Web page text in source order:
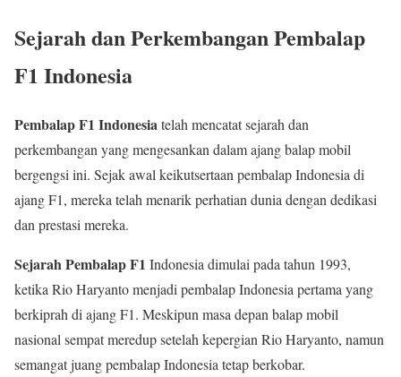
Sejarah dan Perkembangan Pembalap
F1 Indonesia
Pembalap F1 Indonesiatelah mencatat sejarah dan
perkembangan yang mengesankan dalam ajang balap mobil
bergengsi ini. Sejak awal keikutsertaan pembalap Indonesia di
ajang F1, mereka telah menarik perhatian dunia dengan dedikasi
dan prestasi mereka.
Sejarah Pembalap F1 Indonesia dimulai pada tahun 1993,
ketika Rio Haryanto menjadi pembalap Indonesia pertama yang
berkiprah di ajang F1. Meskipun masa depan balap mobil
nasional sempat meredup setelah kepergian Rio Haryanto, namun
semangat juang pembalap Indonesia tetap berkobar.